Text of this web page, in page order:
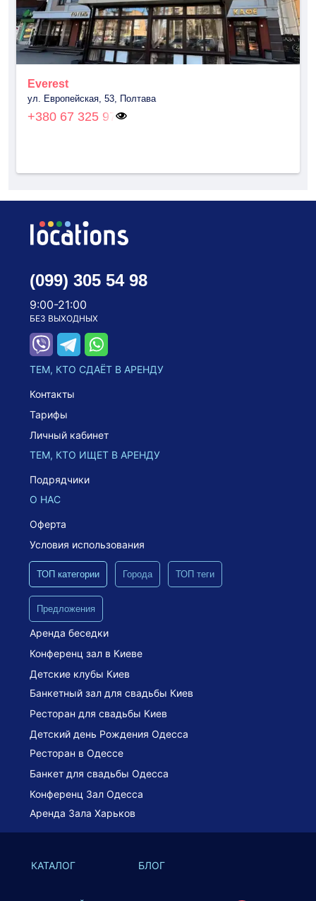
Everest
ул. Европейская, 53, Полтава
+380 67 325 97
(099) 305 54 98
9:00-21:00
БЕЗ ВЫХОДНЫХ
ТЕМ, КТО СДАЁТ В АРЕНДУ
Контакты
Тарифы
Личный кабинет
ТЕМ, КТО ИЩЕТ В АРЕНДУ
Подрядчики
О НАС
Оферта
Условия использования
ТОП категории Города ТОП теги
Предложения
Аренда беседки
Конференц зал в Киеве
Детские клубы Киев
Банкетный зал для свадьбы Киев
Ресторан для свадьбы Киев
Детский день Рождения Одесса
Ресторан в Одессе
Банкет для свадьбы Одесса
Конференц Зал Одесса
Аренда Зала Харьков
КАТАЛОГ БЛОГ